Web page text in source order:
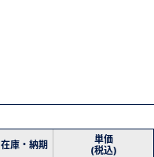
在庫・納期
単価
(税込)